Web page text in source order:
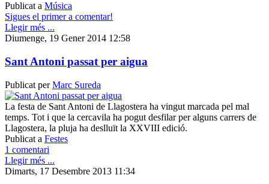
Publicat a Música
Sigues el primer a comentar!
Llegir més ...
Diumenge, 19 Gener 2014 12:58
Sant Antoni passat per aigua
Publicat perMarc Sureda
La festa de Sant Antoni de Llagostera ha vingut marcada pel mal
temps. Tot i que la cercavila ha pogut desfilar per alguns carrers de
Llagostera, la pluja ha deslluït la XXVIII edició.
Publicat a Festes
1 comentari
Llegir més ...
Dimarts, 17 Desembre 2013 11:34